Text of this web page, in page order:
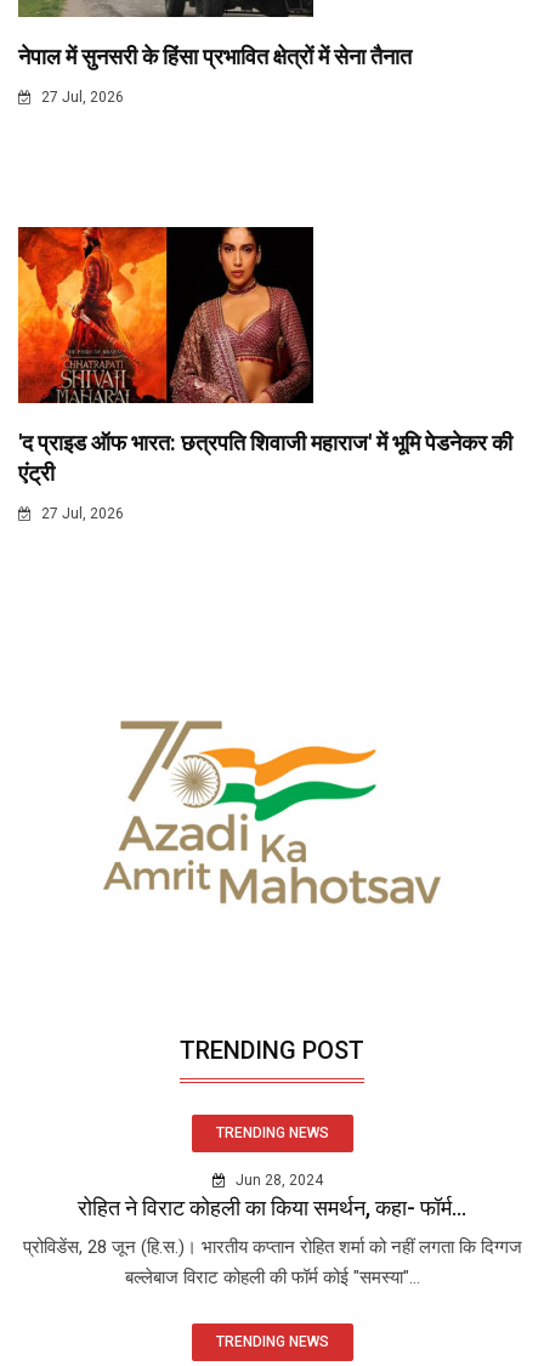
नेपाल में सुनसरी के हिंसा प्रभावित क्षेत्रों में सेना तैनात
27 Jul, 2026
'द प्राइड ऑफ भारत: छत्रपति शिवाजी महाराज' में भूमि पेडनेकर की
एंट्री
27 Jul, 2026
TRENDING POST
TRENDING NEWS
Jun 28, 2024
रोहित ने विराट कोहली का किया समर्थन, कहा- फॉर्म...
प्रोविडेंस, 28 जून (हि.स.)। भारतीय कप्तान रोहित शर्मा को नहीं लगता कि दिग्गज
बल्लेबाज विराट कोहली की फॉर्म कोई "समस्या"...
TRENDING NEWS